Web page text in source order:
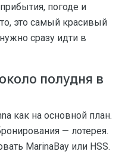
погоде и
это самый красивый
сразу идти в
полудня в
как на основной план.
— лотерея.
MarinaBay или HSS.